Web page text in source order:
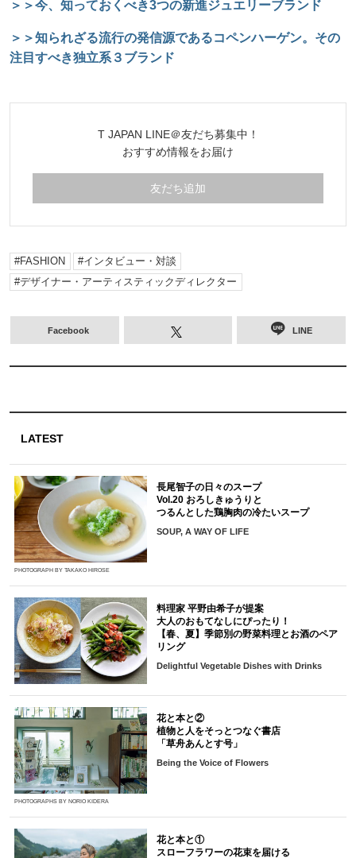
＞＞今、知っておくべき3つの新進ジュエリーブランド
＞＞知られざる流行の発信源であるコペンハーゲン。その
注目すべき独立系３ブランド
T JAPAN LINE＠友だち募集中！
おすすめ情報をお届け
友だち追加
FASHION
インタビュー・対談
デザイナー・アーティスティックディレクター
Facebook LINE
LATEST
PHOTOGRAPH BY TAKAKO HIROSE
長尾智子の日々のスープ
Vol.20 おろしきゅうりと
つるんとした鶏胸肉の冷たいスープ
SOUP, A WAY OF LIFE
料理家 平野由希子が提案
大人のおもてなしにぴったり！
【春、夏】季節別の野菜料理とお酒のペア
リング
Delightful Vegetable Dishes with Drinks
PHOTOGRAPHS BY NORIO KIDERA
花と本と②
植物と人をそっとつなぐ書店
「草舟あんとす号」
Being the Voice of Flowers
花と本と①
スローフラワーの花束を届ける